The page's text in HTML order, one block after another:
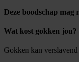
Deze boodschap mag
Wat kost gokken jou?
Gokken kan